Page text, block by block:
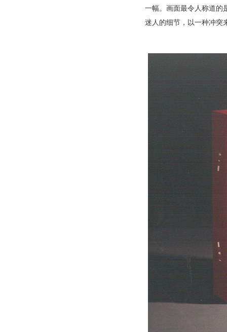
一幅。画面最令人称道的
迷人的细节，以一种冲突